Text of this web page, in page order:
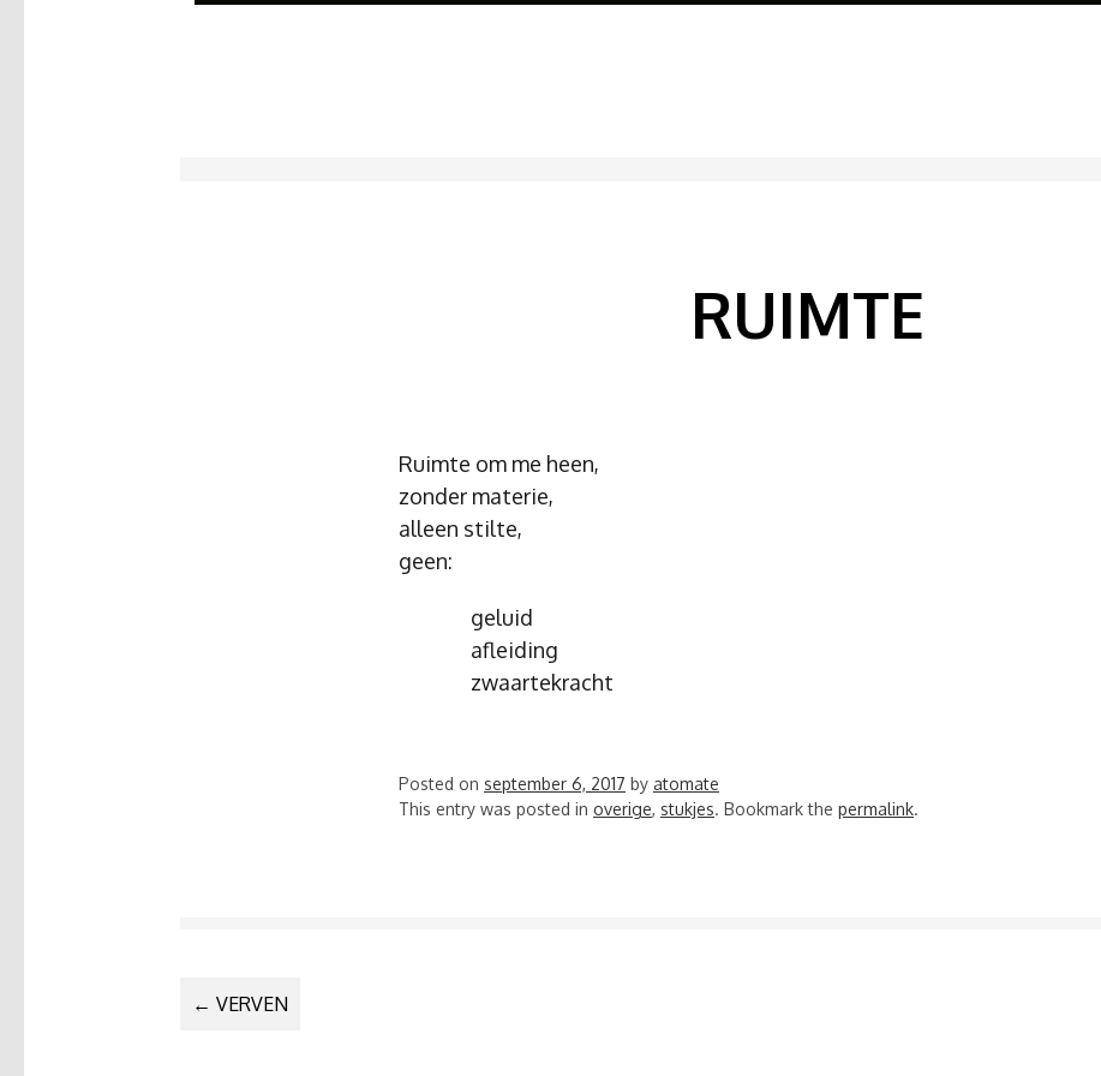
RUIMTE
Ruimte om me heen,
zonder materie,
alleen stilte,
geen:
geluid
afleiding
zwaartekracht
Posted on september 6, 2017 by atomate
This entry was posted in overige, stukjes. Bookmark the permalink.
BERICHTNAVIGATIE
← VERVEN